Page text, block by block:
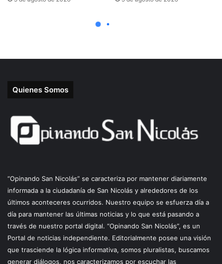
Quienes Somos
“Opinando San Nicolás” se caracteriza por mantener diariamente
informada a la ciudadanía de San Nicolás y alrededores de los
últimos aconteceres ocurridos. Nuestro equipo se esfuerza día a
día para mantener las últimas noticias y lo que está pasando a
través de nuestro portal digital. “Opinando San Nicolás”, es un
Portal de noticias independiente. Editorialmente posee una visión
que trasciende la lógica informativa, somos pluralistas, buscamos
generar diálogos, nos caracterizamos por escuchar las